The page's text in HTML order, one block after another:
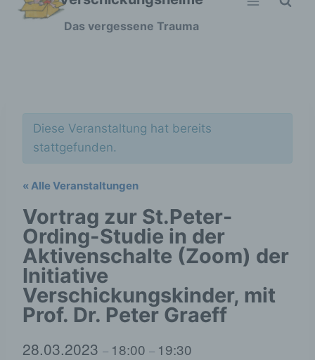
Zum
Das vergessene Trauma
Diese Veranstaltung hat bereits
stattgefunden.
« Alle Veranstaltungen
Vortrag zur St.Peter-
Ording-Studie in der
Aktivenschalte (Zoom) der
Initiative
Verschickungskinder, mit
Prof. Dr. Peter Graeff
28.03.2023 – 18:00 – 19:30